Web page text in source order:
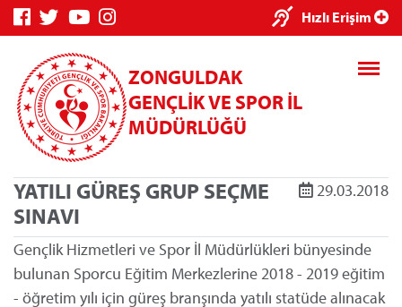
Hızlı Erişim
ZONGULDAK
GENÇLİK VE SPOR İL
MÜDÜRLÜĞÜ
YATILI GÜREŞ GRUP SEÇME
SINAVI
29.03.2018
Gençlik Hizmetleri ve Spor İl Müdürlükleri bünyesinde
bulunan Sporcu Eğitim Merkezlerine 2018 - 2019 eğitim
- öğretim yılı için güreş branşında yatılı statüde alınacak
×
Genç Bilgi
Sistemi
Spor Bilgi
Kredi/Yurt